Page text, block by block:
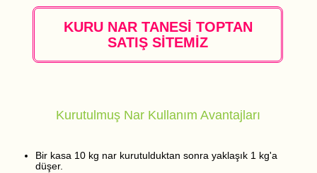
KURU NAR TANESİ TOPTAN
SATIŞ SİTEMİZ
Kurutulmuş Nar Kullanım Avantajları
Bir kasa 10 kg nar kurutulduktan sonra yaklaşık 1 kg'a
düşer.